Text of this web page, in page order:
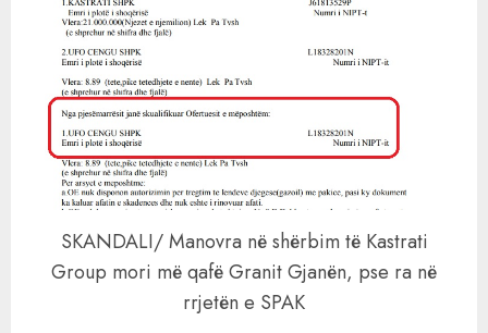
SKANDALI/ Manovra në shërbim të Kastrati
Group mori më qafë Granit Gjanën, pse ra në
rrjetën e SPAK